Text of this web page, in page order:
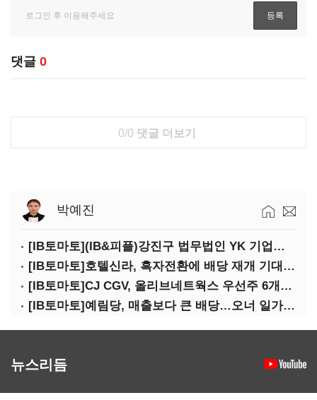
댓글 0
0/0 댓글 더보기
박예진
[IB토마토](IB&피플)강진구 법무법인 YK 기업거버넌스센터 센터장
[IB토마토]호텔신라, 흑자전환에 배당 재개 기대감…삼성생명도 웃을까
[IB토마토]CJ CGV, 올리브네트웍스 우선주 6개월 만에 상환…왜?
[IB토마토]예림당, 매출보다 큰 배당…오너 일가에 절반 간다
뉴스리듬